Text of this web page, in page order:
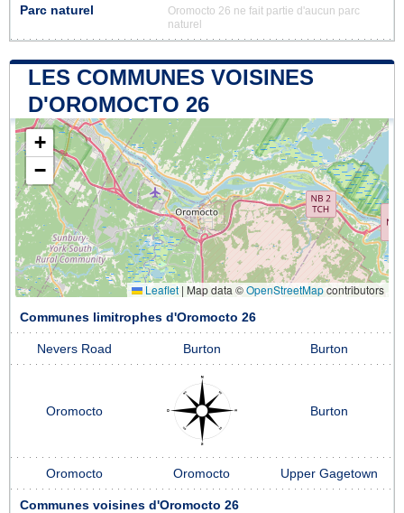
Parc naturel
Oromocto 26 ne fait partie d'aucun parc
naturel
LES COMMUNES VOISINES
D'OROMOCTO 26
+
−
Leaflet | Map data ©OpenStreetMapcontributors
Communes limitrophes d'Oromocto 26
Nevers Road Burton Burton
Oromocto Burton
Oromocto Oromocto Upper Gagetown
Communes voisines d'Oromocto 26